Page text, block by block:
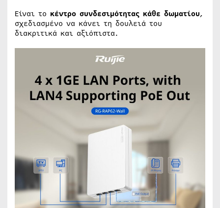
Είναι το κέντρο συνδεσιμότητας κάθε δωματίου,
σχεδιασμένο να κάνει τη δουλειά του
διακριτικά και αξιόπιστα.